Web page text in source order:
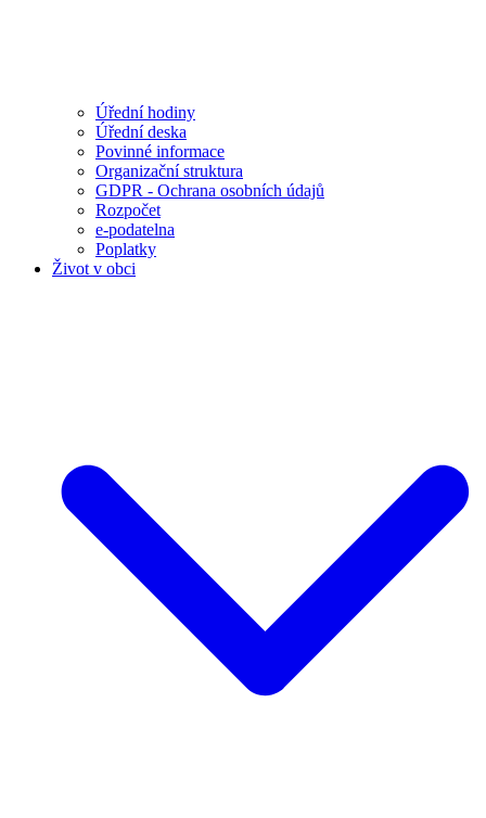
Úřední hodiny
Úřední deska
Povinné informace
Organizační struktura
GDPR - Ochrana osobních údajů
Rozpočet
e-podatelna
Poplatky
Život v obci